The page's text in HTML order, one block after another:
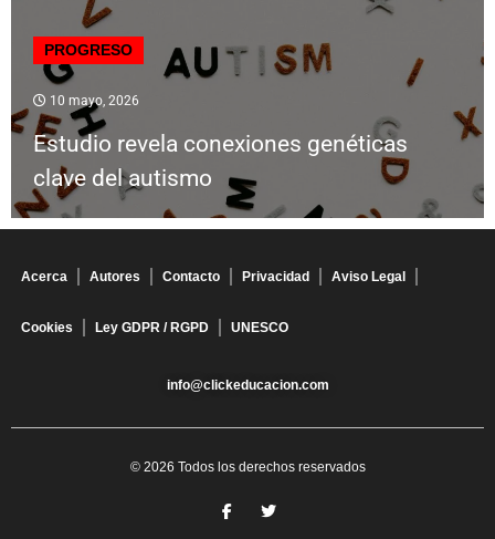
PROGRESO
10 mayo, 2026
Estudio revela conexiones genéticas
clave del autismo
Acerca Autores Contacto Privacidad Aviso Legal
Cookies Ley GDPR / RGPD UNESCO
info@clickeducacion.com
© 2026 Todos los derechos reservados